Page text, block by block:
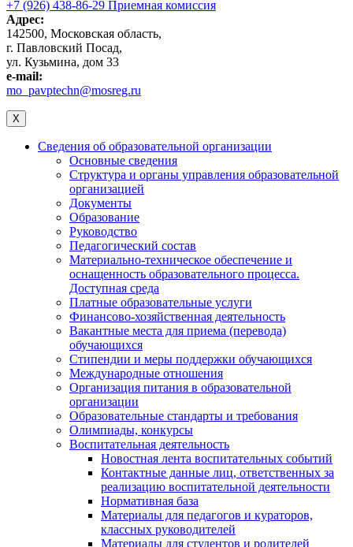
+7 (926) 438-86-29 Приемная комиссия
Адрес:
142500, Московская область,
г. Павловский Посад,
ул. Кузьмина, дом 33
e-mail:
mo_pavptechn@mosreg.ru
X
Сведения об образовательной организации
Основные сведения
Структура и органы управления образовательной
организацией
Документы
Образование
Руководство
Педагогический состав
Материально-техническое обеспечение и
оснащенность образовательного процесса.
Доступная среда
Платные образовательные услуги
Финансово-хозяйственная деятельность
Вакантные места для приема (перевода)
обучающихся
Стипендии и меры поддержки обучающихся
Международные отношения
Организация питания в образовательной
организации
Образовательные стандарты и требования
Олимпиады, конкурсы
Воспитательная деятельность
Новостная лента воспитательных событий
Контактные данные лиц, ответственных за
реализацию воспитательной деятельности
Нормативная база
Материалы для педагогов и кураторов,
классных руководителей
Материалы для студентов и родителей